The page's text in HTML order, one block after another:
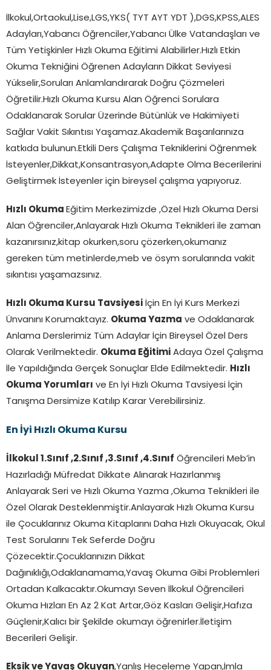
İlkokul,Ortaokul,Lise,LGS,YKS( TYT AYT YDT ),DGS,KPSS,ALES
Adayları,Yabancı Öğrenciler,Yabancı Ülke Vatandaşları ve
Tüm Yetişkinler Hızlı Okuma Eğitimi Alabilirler.Hızlı Etkin
Okuma Tekniğini Öğrenen Adayların Dikkat Seviyesi
Yükselir,Soruları Anlamlandırarak Doğru Çözmeleri
Öğretilir.Hızlı Okuma Kursu Alan Öğrenci Sorulara
Odaklanarak Sorular Üzerinde Bütünlük ve Hakimiyeti
Sağlar Vakit Sıkıntısı Yaşamaz.Akademik Başarılarınıza
katkıda bulunun.Etkili Ders Çalışma Tekniklerini Öğrenmek
İsteyenler,Dikkat,Konsantrasyon,Adapte Olma Becerilerini
Geliştirmek İsteyenler için bireysel çalışma yapıyoruz.
Hızlı Okuma Eğitim Merkezimizde ,Özel Hızlı Okuma Dersi
Alan Öğrenciler,Anlayarak Hızlı Okuma Teknikleri ile zaman
kazanırsınız,kitap okurken,soru çözerken,okumanız
gereken tüm metinlerde,meb ve ösym sorularında vakit
sıkıntısı yaşamazsınız.
Hızlı Okuma Kursu Tavsiyesi İçin En İyi Kurs Merkezi
Ünvanını Korumaktayız. Okuma Yazma ve Odaklanarak
Anlama Derslerimiz Tüm Adaylar İçin Bireysel Özel Ders
Olarak Verilmektedir. Okuma Eğitimi Adaya Özel Çalışma
İle Yapıldığında Gerçek Sonuçlar Elde Edilmektedir. Hızlı
Okuma Yorumları ve En İyi Hızlı Okuma Tavsiyesi İçin
Tanışma Dersimize Katılıp Karar Verebilirsiniz.
En İyi Hızlı Okuma Kursu
İlkokul 1.Sınıf ,2.Sınıf ,3.Sınıf ,4.Sınıf Öğrencileri Meb’in
Hazırladığı Müfredat Dikkate Alınarak Hazırlanmış
Anlayarak Seri ve Hızlı Okuma Yazma ,Okuma Teknikleri ile
Özel Olarak Desteklenmiştir.Anlayarak Hızlı Okuma Kursu
ile Çocuklarınız Okuma Kitaplarını Daha Hızlı Okuyacak, Okul
Test Sorularını Tek Seferde Doğru
Çözecektir.Çocuklarınızın Dikkat
Dağınıklığı,Odaklanamama,Yavaş Okuma Gibi Problemleri
Ortadan Kalkacaktır.Okumayı Seven İlkokul Öğrencileri
Okuma Hızları En Az 2 Kat Artar,Göz Kasları Gelişir,Hafıza
Güçlenir,Kalıcı bir Şekilde okumayı öğrenirler.İletişim
Becerileri Gelişir.
Eksik ve Yavaş Okuyan,Yanlış Heceleme Yapan,İmla